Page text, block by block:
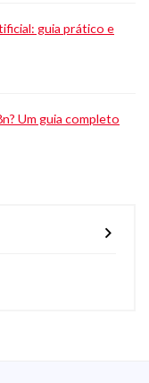
guia prático e
Um guia completo